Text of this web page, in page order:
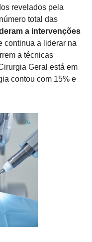
revelados pela
total das
a intervenções
continua a liderar na
a técnicas
Geral está em
contou com 15% e